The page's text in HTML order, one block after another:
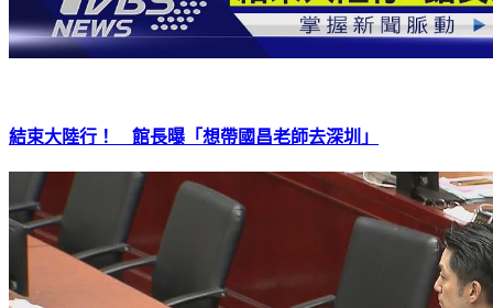
結束大陸行！ 館長曝「想帶國昌老師去深圳」